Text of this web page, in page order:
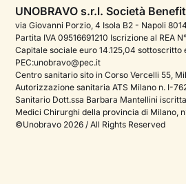
Podcast di psicologia
Corporate
Psicologo italiano all'estero
Sala stampa
Bandi e premi
Gestisci cookie
UNOBRAVO s.r.l. Società Benefit
via Giovanni Porzio, 4 Isola B2 - Napoli
Partita IVA 09516691210 Iscrizione al REA
Capitale sociale euro 14.125,04 sottoscritto
PEC:unobravo@pec.it
Centro sanitario sito in Corso Vercelli 55,
Autorizzazione sanitaria ATS Milano n. I-
Sanitario Dott.ssa Barbara Mantellini
Medici Chirurghi della provincia di Milano,
©Unobravo 2026 / All Rights Reserved